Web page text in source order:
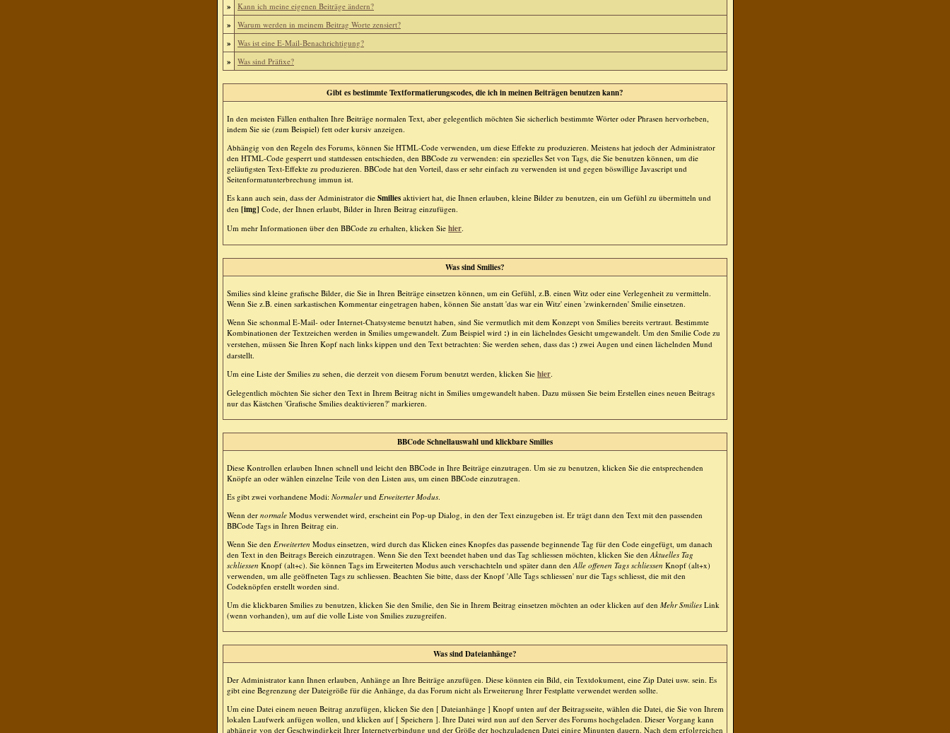
» Kann ich meine eigenen Beiträge ändern?
» Warum werden in meinem Beitrag Worte zensiert?
» Was ist eine E-Mail-Benachrichtigung?
» Was sind Präfixe?
Gibt es bestimmte Textformatierungscodes, die ich in meinen Beiträgen benutzen kann?
In den meisten Fällen enthalten Ihre Beiträge normalen Text, aber gelegentlich möchten Sie sicherlich bestimmte Wörter oder Phrasen hervorheben,
indem Sie sie (zum Beispiel) fett oder kursiv anzeigen.
Abhängig von den Regeln des Forums, können Sie HTML-Code verwenden, um diese Effekte zu produzieren. Meistens hat jedoch der Administrator
den HTML-Code gesperrt und stattdessen entschieden, den BBCode zu verwenden: ein spezielles Set von Tags, die Sie benutzen können, um die
geläufigsten Text-Effekte zu produzieren. BBCode hat den Vorteil, dass er sehr einfach zu verwenden ist und gegen böswillige Javascript und
Seitenformatunterbrechung immun ist.
Es kann auch sein, dass der Administrator die Smilies aktiviert hat, die Ihnen erlauben, kleine Bilder zu benutzen, ein um Gefühl zu übermitteln und
den [img] Code, der Ihnen erlaubt, Bilder in Ihren Beitrag einzufügen.
Um mehr Informationen über den BBCode zu erhalten, klicken Sie hier.
Was sind Smilies?
Smilies sind kleine grafische Bilder, die Sie in Ihren Beiträge einsetzen können, um ein Gefühl, z.B. einen Witz oder eine Verlegenheit zu vermitteln.
Wenn Sie z.B. einen sarkastischen Kommentar eingetragen haben, können Sie anstatt 'das war ein Witz' einen 'zwinkernden' Smilie einsetzen.
Wenn Sie schonmal E-Mail- oder Internet-Chatsysteme benutzt haben, sind Sie vermutlich mit dem Konzept von Smilies bereits vertraut. Bestimmte
Kombinationen der Textzeichen werden in Smilies umgewandelt. Zum Beispiel wird :) in ein lächelndes Gesicht umgewandelt. Um den Smilie Code zu
verstehen, müssen Sie Ihren Kopf nach links kippen und den Text betrachten: Sie werden sehen, dass das :) zwei Augen und einen lächelnden Mund
darstellt.
Um eine Liste der Smilies zu sehen, die derzeit von diesem Forum benutzt werden, klicken Sie hier.
Gelegentlich möchten Sie sicher den Text in Ihrem Beitrag nicht in Smilies umgewandelt haben. Dazu müssen Sie beim Erstellen eines neuen Beitrags
nur das Kästchen 'Grafische Smilies deaktivieren?' markieren.
BBCode Schnellauswahl und klickbare Smilies
Diese Kontrollen erlauben Ihnen schnell und leicht den BBCode in Ihre Beiträge einzutragen. Um sie zu benutzen, klicken Sie die entsprechenden
Knöpfe an oder wählen einzelne Teile von den Listen aus, um einen BBCode einzutragen.
Es gibt zwei vorhandene Modi: Normalerund Erweiterter Modus.
Wenn der normale Modus verwendet wird, erscheint ein Pop-up Dialog, in den der Text einzugeben ist. Er trägt dann den Text mit den passenden
BBCode Tags in Ihren Beitrag ein.
Wenn Sie den Erweiterten Modus einsetzen, wird durch das Klicken eines Knopfes das passende beginnende Tag für den Code eingefügt, um danach
den Text in den Beitrags Bereich einzutragen. Wenn Sie den Text beendet haben und das Tag schliessen möchten, klicken Sie denAktuelles Tag
schliessen Knopf (alt+c). Sie können Tags im Erweiterten Modus auch verschachteln und später dann denAlle offenen Tags schliessen Knopf (alt+x)
verwenden, um alle geöffneten Tags zu schliessen. Beachten Sie bitte, dass der Knopf 'Alle Tags schliessen' nur die Tags schliesst, die mit den
Codeknöpfen erstellt worden sind.
Um die klickbaren Smilies zu benutzen, klicken Sie den Smilie, den Sie in Ihrem Beitrag einsetzen möchten an oder klicken auf den Mehr Smilies Link
(wenn vorhanden), um auf die volle Liste von Smilies zuzugreifen.
Was sind Dateianhänge?
Der Administrator kann Ihnen erlauben, Anhänge an Ihre Beiträge anzufügen. Diese könnten ein Bild, ein Textdokument, eine Zip Datei usw. sein. Es
gibt eine Begrenzung der Dateigröße für die Anhänge, da das Forum nicht als Erweiterung Ihrer Festplatte verwendet werden sollte.
Um eine Datei einem neuen Beitrag anzufügen, klicken Sie den [ Dateianhänge ] Knopf unten auf der Beitragsseite, wählen die Datei, die Sie von Ihrem
lokalen Laufwerk anfügen wollen, und klicken auf [ Speichern ]. Ihre Datei wird nun auf den Server des Forums hochgeladen. Dieser Vorgang kann
abhängig von der Geschwindigkeit Ihrer Internetverbindung und der Größe der hochzuladenen Datei einige Minunten dauern. Nach dem erfolgreichen